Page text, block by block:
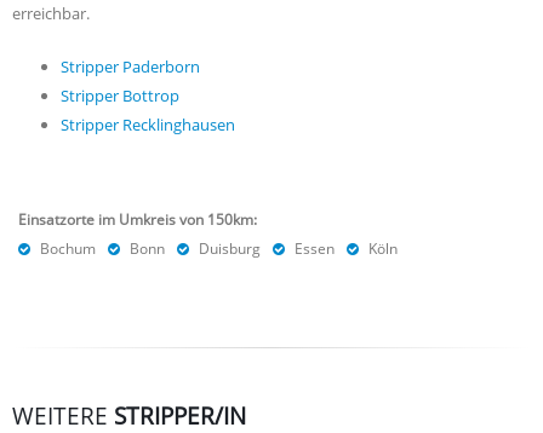
erreichbar.
Stripper Paderborn
Stripper Bottrop
Stripper Recklinghausen
Einsatzorte im Umkreis von 150km:
Bochum
Bonn Duisburg Essen Köln
WEITERE STRIPPER/IN